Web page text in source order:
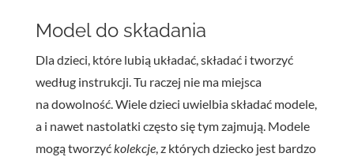
Model do składania
Dla dzieci, które lubią układać, składać i tworzyć
według instrukcji. Tu raczej nie ma miejsca
na dowolność. Wiele dzieci uwielbia składać modele,
a i nawet nastolatki często się tym zajmują. Modele
mogą tworzyćkolekcje, z których dziecko jest bardzo